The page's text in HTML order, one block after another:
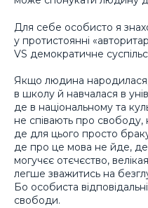
Для себе особисто я
у протистоянні
VS демократичне
Якщо людина
в школу й навчалася в
де в національному та
не співають про свободу,
де для цього просто
де про це мова не йде, де
могучєє отєчєство,
легше зважитись на
Бо особиста
свободи.